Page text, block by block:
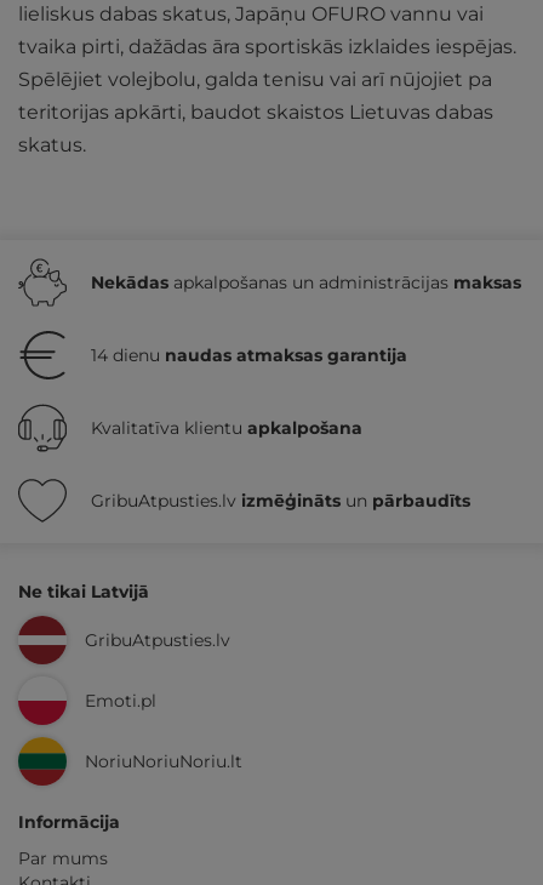
lieliskus dabas skatus, Japāņu OFURO vannu vai
tvaika pirti, dažādas āra sportiskās izklaides iespējas.
Spēlējiet volejbolu, galda tenisu vai arī nūjojiet pa
teritorijas apkārti, baudot skaistos Lietuvas dabas
skatus.
Nekādas apkalpošanas un administrācijas maksas
14 dienu naudas atmaksas garantija
Kvalitatīva klientu apkalpošana
GribuAtpusties.lv izmēģināts un pārbaudīts
Ne tikai Latvijā
GribuAtpusties.lv
Emoti.pl
NoriuNoriuNoriu.lt
Informācija
Par mums